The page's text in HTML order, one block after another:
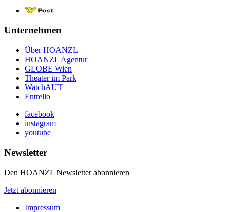
Unternehmen
Über HOANZL
HOANZL Agentur
GLOBE Wien
Theater im Park
WatchAUT
Entrello
facebook
instagram
youtube
Newsletter
Den HOANZL Newsletter abonnieren
Jetzt abonnieren
Impressum